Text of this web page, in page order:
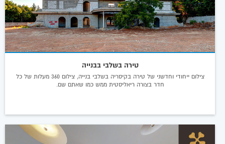
טירה בשלבי בבנייה
צילום ייחודי וחדשני של טירה בקיסריה בשלבי בנייה, צילום 360 מעלות של כל
חדר בצורה ריאליסטית ממש כמו שאתם שם.